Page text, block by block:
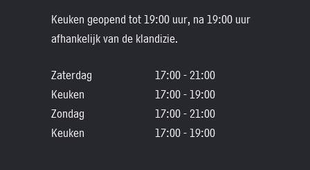
Keuken geopend tot 19:00 uur, na 19:00 uur
afhankelijk van de klandizie.
Zaterdag
17:00 - 21:00
Keuken
17:00 - 19:00
Zondag
17:00 - 21:00
Keuken
17:00 - 19:00